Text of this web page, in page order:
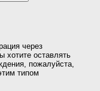
через
хотите оставлять
пожалуйста,
типом